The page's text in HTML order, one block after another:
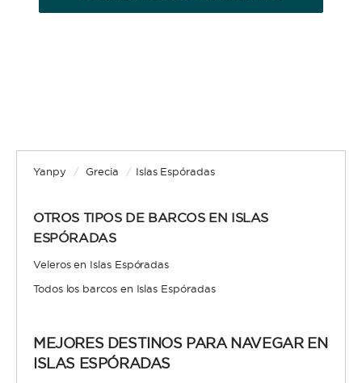
Yanpy / Grecia / Islas Espóradas
OTROS TIPOS DE BARCOS EN ISLAS
ESPÓRADAS
Veleros en Islas Espóradas
Todos los barcos en Islas Espóradas
MEJORES DESTINOS PARA NAVEGAR EN
ISLAS ESPÓRADAS